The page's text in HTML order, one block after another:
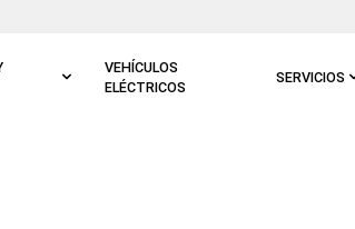
VEHÍCULOS
ELÉCTRICOS
SERVICIOS